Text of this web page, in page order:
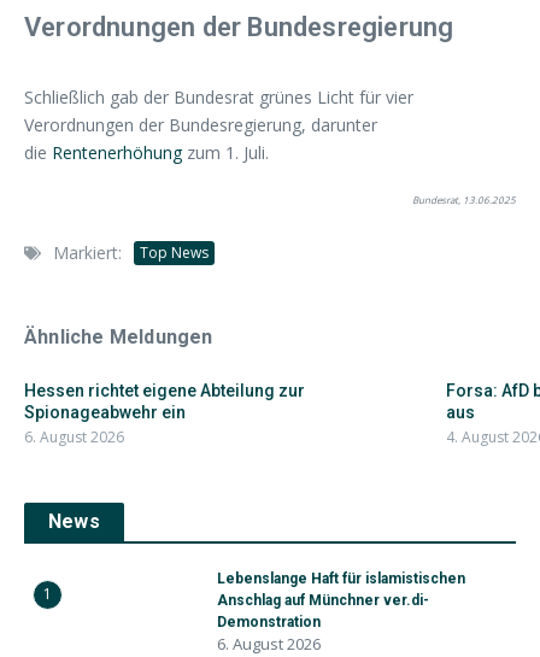
Verordnungen der Bundesregierung
Schließlich gab der Bundesrat grünes Licht für vier
Verordnungen der Bundesregierung, darunter
die Rentenerhöhungzum 1. Juli.
Bundesrat, 13.06.2025
Markiert: Top News
Ähnliche Meldungen
Hessen richtet eigene Abteilung zur
Spionageabwehr ein
6. August 2026
Forsa: AfD
aus
4. August
News
1
Lebenslange Haft für islamistischen
Anschlag auf Münchner ver.di-
Demonstration
6. August 2026